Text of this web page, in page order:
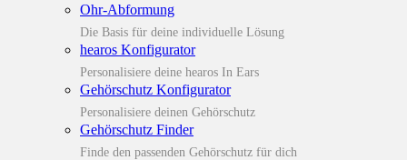
Ohr-Abformung
Die Basis für deine individuelle Lösung
hearos Konfigurator
Personalisiere deine hearos In Ears
Gehörschutz Konfigurator
Personalisiere deinen Gehörschutz
Gehörschutz Finder
Finde den passenden Gehörschutz für dich